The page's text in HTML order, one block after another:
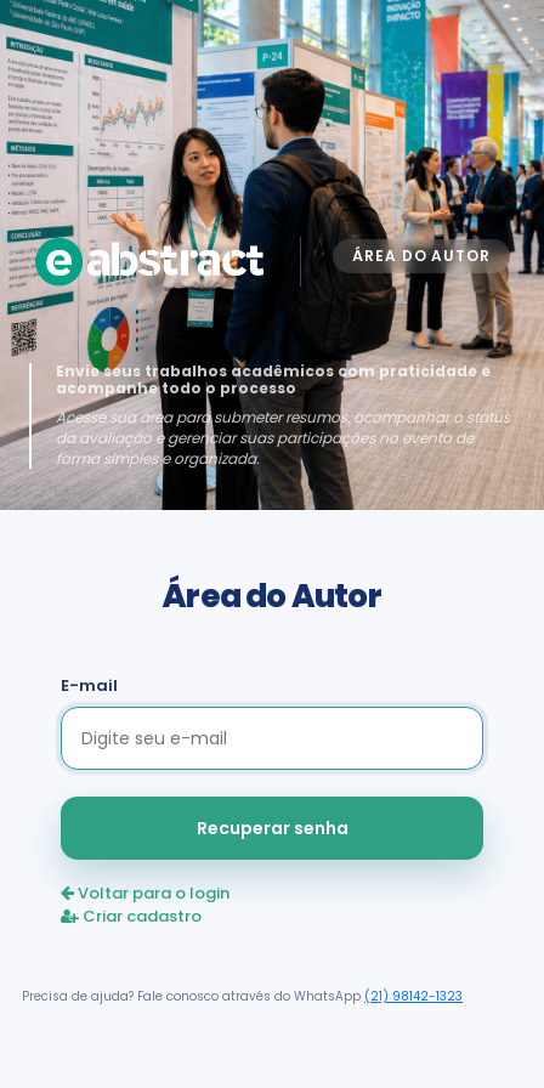
ÁREA DO AUTOR
Envie seus trabalhos acadêmicos com praticidade e
acompanhe todo o processo
Acesse sua área para submeter resumos, acompanhar o status
da avaliação e gerenciar suas participações no evento de
forma simples e organizada.
Área do Autor
E-mail
Recuperar senha
Voltar para o login
Criar cadastro
Precisa de ajuda? Fale conosco através do WhatsApp (21) 98142-1323